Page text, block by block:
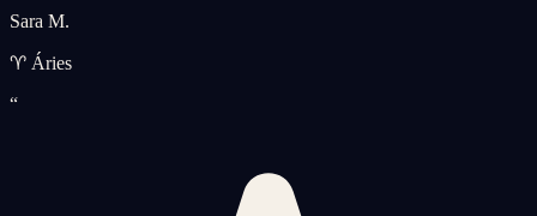
Sara M.
♈ Áries
“